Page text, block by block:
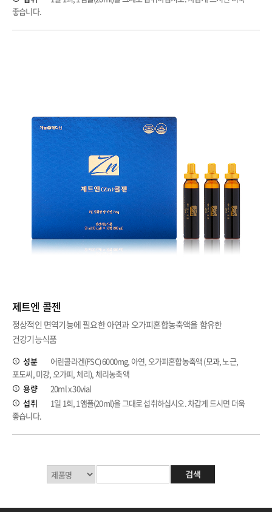
좋습니다.
제트엔 콜젠
정상적인 면역기능에 필요한 아연과 오가피혼합농축액을 함유한
건강기능식품
성분
어린콜라겐(FSC) 6000mg, 아연, 오가피혼합농축액 (모과, 노근,
포도씨, 미강, 오가피, 체리), 체리농축액
용량
20ml x 30vial
섭취
1일 1회, 1앰플(20ml)을 그대로 섭취하십시오. 차갑게 드시면 더욱
좋습니다.